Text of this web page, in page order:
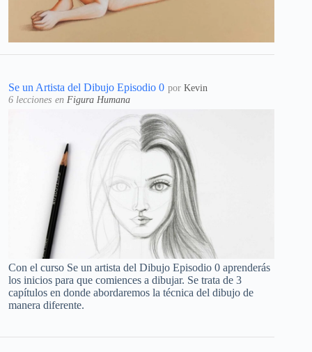
Se un Artista del Dibujo Episodio 0 por Kevin
6 lecciones en Figura Humana
Con el curso Se un artista del Dibujo Episodio 0 aprenderás
los inicios para que comiences a dibujar. Se trata de 3
capítulos en donde abordaremos la técnica del dibujo de
manera diferente.